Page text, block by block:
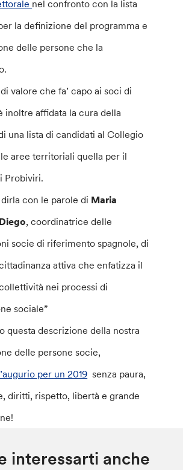
nel confronto con la lista
la definizione del programma e
delle persone che la
valore che fa’ capo ai soci di
inoltre affidata la cura della
una lista di candidati al Collegio
aree territoriali quella per il
Probiviri.
con le parole di Maria
, coordinatrice delle
socie di riferimento spagnole, di
attiva che enfatizza il
nei processi di
sociale”
questa descrizione della nostra
delle persone socie,
per un 2019 senza paura,
diritti, rispetto, libertà e grande
interessarti anche